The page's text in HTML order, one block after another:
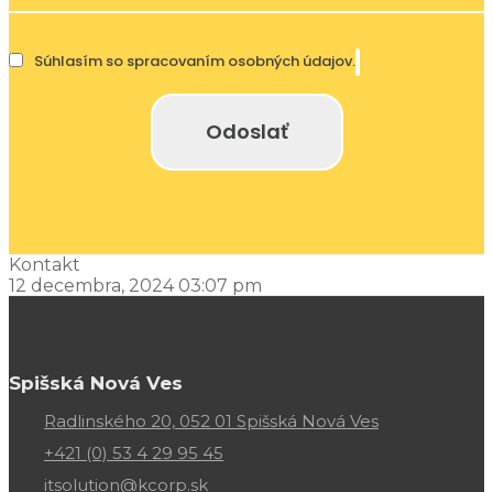
Súhlasím so spracovaním osobných údajov.
Kontakt
12 decembra, 2024 03:07 pm
Spišská Nová Ves
Radlinského 20, 052 01 Spišská Nová Ves
+421 (0) 53 4 29 95 45
itsolution@kcorp.sk